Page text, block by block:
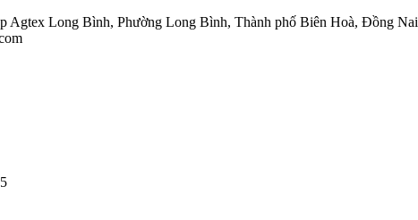
Agtex Long Bình, Phường Long Bình, Thành phố Biên Hoà, Đồng Nai